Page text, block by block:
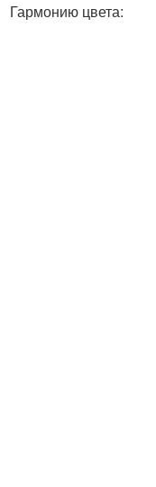
Гармонию цвета: